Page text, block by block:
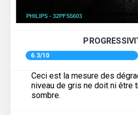
6.3/10
Ceci est la mesure des
niveau de gris ne doit ni être
sombre.